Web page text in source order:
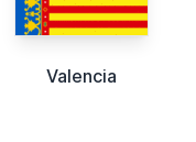
Valencia